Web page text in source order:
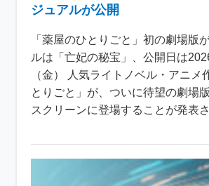
ジュアルが公開
「薬屋のひとりごと」初の劇場版
ルは「亡妃の秘宝」、公開日は
（金） 人気ライトノベル・アニメ
とりごと」が、ついに待望の劇場
スクリーンに登場することが発表